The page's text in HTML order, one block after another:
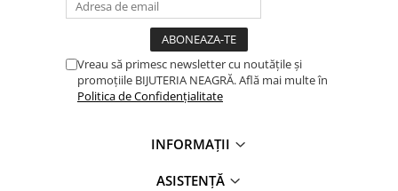
Vreau să primesc newsletter cu noutățile și
promoțiile BIJUTERIA NEAGRĂ. Află mai multe în
Politica de Confidențialitate
INFORMAȚII
ASISTENȚĂ